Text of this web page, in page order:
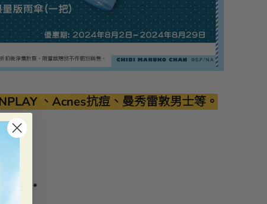
、Acnes抗痘、曼秀雷敦男士等。
)
（一把）*